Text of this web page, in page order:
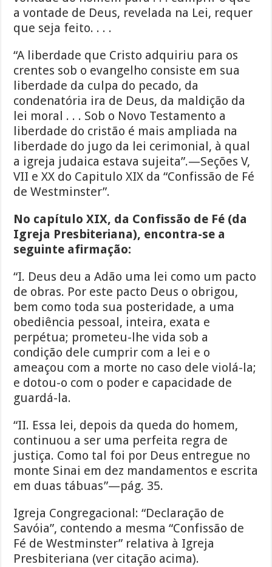
a vontade de Deus, revelada na Lei, requer
que seja feito. . . .
“A liberdade que Cristo adquiriu para os
crentes sob o evangelho consiste em sua
liberdade da culpa do pecado, da
condenatória ira de Deus, da maldição da
lei moral . . . Sob o Novo Testamento a
liberdade do cristão é mais ampliada na
liberdade do jugo da lei cerimonial, à qual
a igreja judaica estava sujeita”.—Seções V,
VII e XX do Capitulo XIX da “Confissão de Fé
de Westminster”.
No capítulo XIX, da Confissão de Fé (da
Igreja Presbiteriana), encontra-se a
seguinte afirmação:
“I. Deus deu a Adão uma lei como um pacto
de obras. Por este pacto Deus o obrigou,
bem como toda sua posteridade, a uma
obediência pessoal, inteira, exata e
perpétua; prometeu-lhe vida sob a
condição dele cumprir com a lei e o
ameaçou com a morte no caso dele violá-la;
e dotou-o com o poder e capacidade de
guardá-la.
“II. Essa lei, depois da queda do homem,
continuou a ser uma perfeita regra de
justiça. Como tal foi por Deus entregue no
monte Sinai em dez mandamentos e escrita
em duas tábuas”—pág. 35.
Igreja Congregacional: “Declaração de
Savóia”, contendo a mesma “Confissão de
Fé de Westminster” relativa à Igreja
Presbiteriana (ver citação acima).